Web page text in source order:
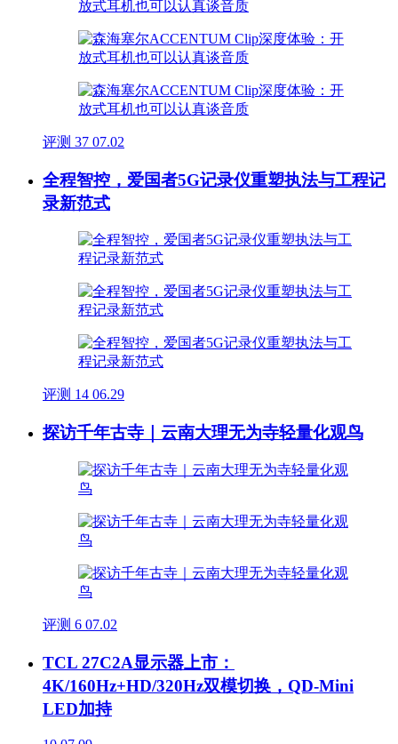
评测 37 07.02
全程智控，爱国者5G记录仪重塑执法与工程记
录新范式
评测 14 06.29
探访千年古寺｜云南大理无为寺轻量化观鸟
评测 6 07.02
TCL 27C2A显示器上市：
4K/160Hz+HD/320Hz双模切换，QD-Mini
LED加持